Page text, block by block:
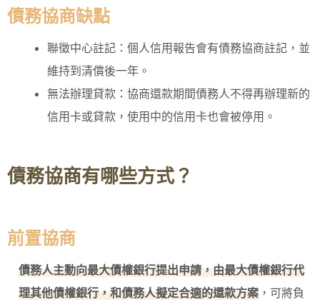
債務協商缺點
聯徵中心註記：個人信用報告會有債務協商註記，並
維持到清償後一年。
無法辦理貸款：協商還款期間債務人不得再辦理新的
信用卡或貸款，使用中的信用卡也會被停用。
債務協商有哪些方式？
前置協商
債務人主動向最大債權銀行提出申請，由最大債權銀行代
理其他債權銀行，和債務人擬定合適的還款方案 ，可將負